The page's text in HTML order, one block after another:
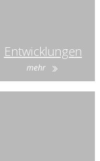
Entwicklungen
mehr